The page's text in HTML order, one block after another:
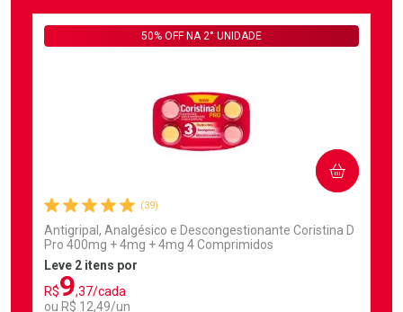
(39)
Antigripal, Analgésico e Descongestionante Coristina D
Pro 400mg + 4mg + 4mg 4 Comprimidos
50% OFF NA 2° UNIDADE
Leve 2 itens por
R$9,37/cada
ou R$ 12,49/un
COMPRAR